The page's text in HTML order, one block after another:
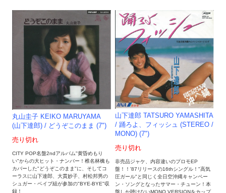
丸山圭子 KEIKO MARUYAMA
(山下達郎) / どうぞこのまま (7")
売り切れ
CITY POP名盤2ndアルバム"黄昏めもり
い"からの大ヒット・ナンバー！椎名林檎も
カバーした"どうぞこのまま"に、そしてコ
ーラスに山下達郎、大貫妙子、村松邦男の
シュガー・ベイブ組が参加の"BYE-BYE"収
録！
山下達郎 TATSURO YAMASHITA
/ 踊ろよ、フィッシュ (STEREO /
MONO) (7")
売り切れ
非売品ジャケ、内容違いのプロモEP
盤！！'87リリースの16thシングル！"高気
圧ガール"と同じく全日空沖縄キャンペー
ン・ソングとなったサマー・チューン！本
盤しか聴けないMONO VERSIONをカップ